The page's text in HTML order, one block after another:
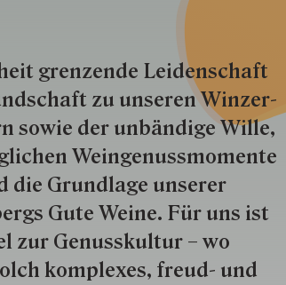
gren­zende Lei­den­schaft
zu unseren Win­zer­
so­wie der un­bän­dige Wille,
Wein­genuss­momente
die Grund­lage unserer
Gute Weine. Für uns ist
zur Genuss­kultur – wo
kom­plexes, freud- und